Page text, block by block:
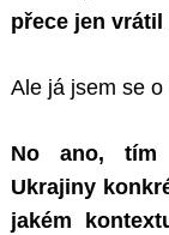
přece jen
Ale já jsem se
No ano, tím
Ukrajiny
jakém